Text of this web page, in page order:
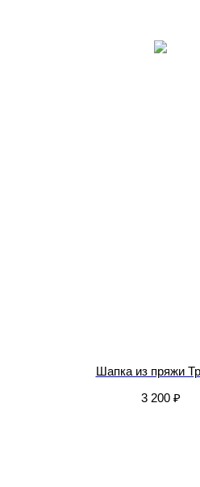
Шапка из пряжи
3 200 ₽